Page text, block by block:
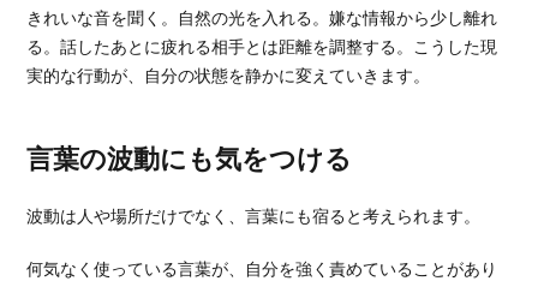
きれいな音を聞く。自然の光を入れる。嫌な情報から少し離れ
る。話したあとに疲れる相手とは距離を調整する。こうした現
実的な行動が、自分の状態を静かに変えていきます。
言葉の波動にも気をつける
波動は人や場所だけでなく、言葉にも宿ると考えられます。
何気なく使っている言葉が、自分を強く責めていることがあり